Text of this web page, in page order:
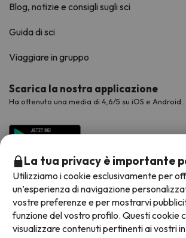
Blog, notizie e consigli sugli sci
Guida di sci
Viaggiare in gruppo
Scarica la nostra applicazione
Ha ottenuto una media di 4,6/5 su iOS e Android.
Metodi di pagamento disponibili
La tua privacy è importante
Utilizziamo i cookie esclusivamente per
un’esperienza di navigazione
vostre preferenze e per mostrarvi
funzione del vostro profilo. Questi cookie
visualizzare contenuti pertinenti ai vostri